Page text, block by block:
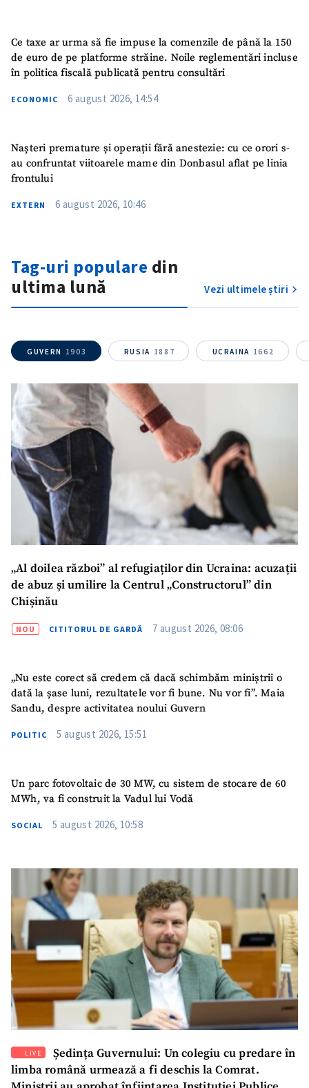
Ce taxe ar urma să fie impuse la comenzile de până la 150
de euro de pe platforme străine. Noile reglementări incluse
în politica fiscală publicată pentru consultări
ECONOMIC 6 august 2026, 14:54
Nașteri premature și operații fără anestezie: cu ce orori s-
au confruntat viitoarele mame din Donbasul aflat pe linia
frontului
EXTERN 6 august 2026, 10:46
Tag-uri populare din
ultima lună
Vezi ultimele știri
GUVERN 1903 RUSIA 1887 UCRAINA 1662
„Al doilea război” al refugiaților din Ucraina: acuzații
de abuz și umilire la Centrul „Constructorul” din
Chișinău
NOU CITITORUL DE GARDĂ 7 august 2026, 08:06
„Nu este corect să credem că dacă schimbăm miniștrii o
dată la șase luni, rezultatele vor fi bune. Nu vor fi”. Maia
Sandu, despre activitatea noului Guvern
POLITIC 5 august 2026, 15:51
Un parc fotovoltaic de 30 MW, cu sistem de stocare de 60
MWh, va fi construit la Vadul lui Vodă
SOCIAL 5 august 2026, 10:58
LIVE
Ședința Guvernului: Un colegiu cu predare în
limba română urmează a fi deschis la Comrat.
Fotografie
+ Încarcă imagine
Mesajul știrei
+ Mesajul știrei
CONTACT SURSĂ
Nume + Numele meu
acord cupolitica de
confidențialitate
TRIMITE ȘTIREA